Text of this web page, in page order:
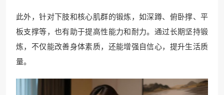
此外，针对下肢和核心肌群的锻炼，如深蹲、俯卧撑、平
板支撑等，也有助于提高性能力和耐力。通过长期坚持锻
炼，不仅能改善身体素质，还能增强自信心，提升生活质
量。